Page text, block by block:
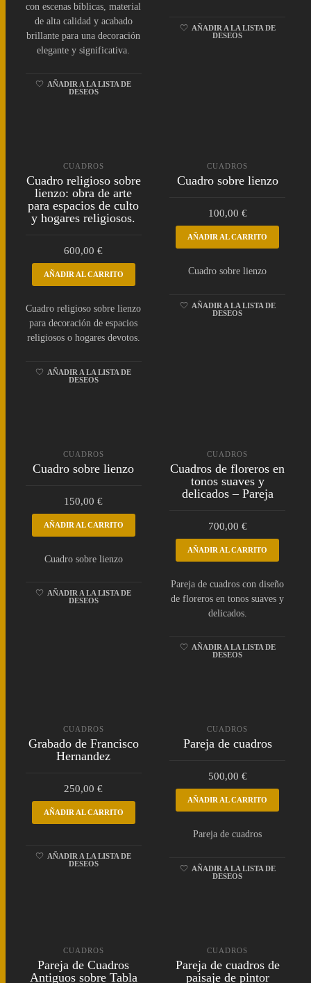
con escenas bíblicas, material
de alta calidad y acabado
brillante para una decoración
elegante y significativa.
AÑADIR A LA LISTA DE
DESEOS
AÑADIR A LA LISTA DE
DESEOS
CUADROS
Cuadro religioso sobre
lienzo: obra de arte
para espacios de culto
y hogares religiosos.
600,00€
AÑADIR AL CARRITO
Cuadro religioso sobre lienzo
para decoración de espacios
religiosos o hogares devotos.
AÑADIR A LA LISTA DE
DESEOS
CUADROS
Cuadro sobre lienzo
100,00 €
AÑADIR AL CARRITO
Cuadro sobre lienzo
AÑADIR A LA LISTA DE
DESEOS
CUADROS
Cuadro sobre lienzo
150,00€
AÑADIR AL CARRITO
Cuadro sobre lienzo
AÑADIR A LA LISTA DE
DESEOS
CUADROS
Cuadros de floreros en
tonos suaves y
delicados – Pareja
700,00 €
AÑADIR AL CARRITO
Pareja de cuadros con diseño
de floreros en tonos suaves y
delicados.
AÑADIR A LA LISTA DE
DESEOS
CUADROS
Grabado de Francisco
Hernandez
250,00€
AÑADIR AL CARRITO
AÑADIR A LA LISTA DE
DESEOS
CUADROS
Pareja de cuadros
500,00 €
AÑADIR AL CARRITO
Pareja de cuadros
AÑADIR A LA LISTA DE
DESEOS
CUADROS
Pareja de Cuadros
Antiguos sobre Tabla
CUADROS
Pareja de cuadros de
paisaje de pintor